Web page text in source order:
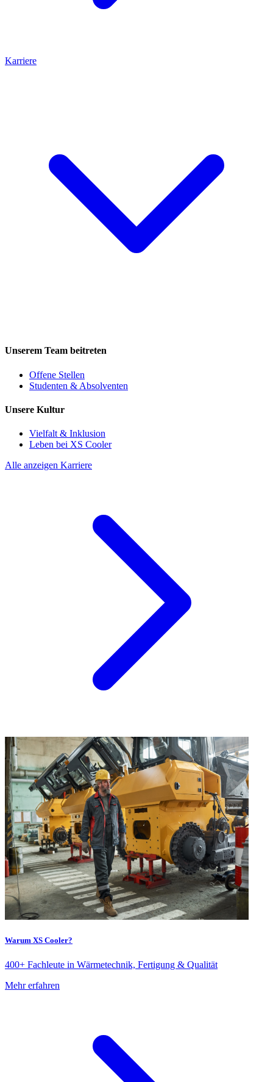
Karriere
Unserem Team beitreten
Offene Stellen
Studenten & Absolventen
Unsere Kultur
Vielfalt & Inklusion
Leben bei XS Cooler
Alle anzeigen Karriere
Warum XS Cooler?
400+ Fachleute in Wärmetechnik, Fertigung & Qualität
Mehr erfahren